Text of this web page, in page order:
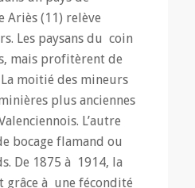
(11) relève
Les paysans du coin
mais profitèrent de
moitié des mineurs
plus anciennes
L’autre
bocage flamand ou
De 1875 à 1914, la
grâce à une fécondité